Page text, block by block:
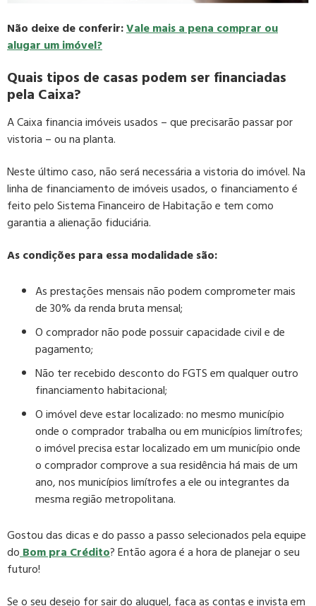
Não deixe de conferir:Vale mais a pena comprar ou
alugar um imóvel?
Quais tipos de casas podem ser financiadas
pela Caixa?
A Caixa financia imóveis usados – que precisarão passar por
vistoria – ou na planta.
Neste último caso, não será necessária a vistoria do imóvel. Na
linha de financiamento de imóveis usados, o financiamento é
feito pelo Sistema Financeiro de Habitação e tem como
garantia a alienação fiduciária.
As condições para essa modalidade são:
As prestações mensais não podem comprometer mais
de 30% da renda bruta mensal;
O comprador não pode possuir capacidade civil e de
pagamento;
Não ter recebido desconto do FGTS em qualquer outro
financiamento habitacional;
O imóvel deve estar localizado: no mesmo município
onde o comprador trabalha ou em municípios limítrofes;
o imóvel precisa estar localizado em um município onde
o comprador comprove a sua residência há mais de um
ano, nos municípios limítrofes a ele ou integrantes da
mesma região metropolitana.
Gostou das dicas e do passo a passo selecionados pela equipe
doBom pra Crédito? Então agora é a hora de planejar o seu
futuro!
Se o seu desejo for sair do aluguel, faça as contas e invista em